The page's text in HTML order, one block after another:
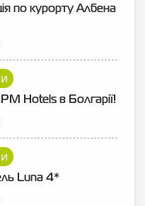
по курорту Албена
Hotels в Болгарії!
Luna 4*